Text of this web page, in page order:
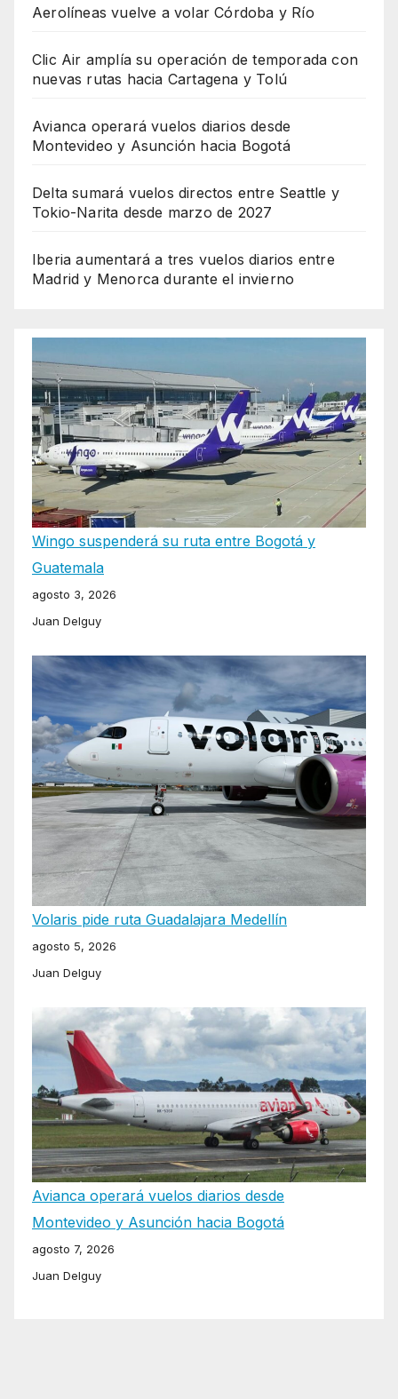
Aerolíneas vuelve a volar Córdoba y Río
Clic Air amplía su operación de temporada con
nuevas rutas hacia Cartagena y Tolú
Avianca operará vuelos diarios desde
Montevideo y Asunción hacia Bogotá
Delta sumará vuelos directos entre Seattle y
Tokio-Narita desde marzo de 2027
Iberia aumentará a tres vuelos diarios entre
Madrid y Menorca durante el invierno
Wingo suspenderá su ruta entre Bogotá y
Guatemala
agosto 3, 2026
Juan Delguy
Volaris pide ruta Guadalajara Medellín
agosto 5, 2026
Juan Delguy
Avianca operará vuelos diarios desde
Montevideo y Asunción hacia Bogotá
agosto 7, 2026
Juan Delguy